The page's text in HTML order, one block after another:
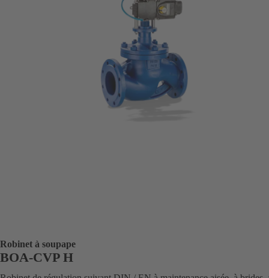
Robinet à soupape
BOA-CVP H